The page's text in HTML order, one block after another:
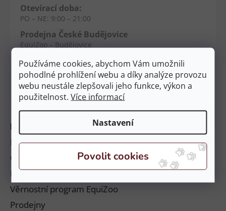
Používáme cookies, abychom Vám umožnili
pohodlné prohlížení webu a díky analýze provozu
webu neustále zlepšovali jeho funkce, výkon a
použitelnost.Více informací
Nastavení
Informace
Platby a doručení
Obchodní podmínky a reklamační řád
Podmínky ochrany osobních údajů
Věrnostní program EquiZoo
Prodejny
Otevírací doba:
PO – NE: 9:00 – 21:00
Prodejna České Budějovice
EquiZoo – Budějovice
Otevírací doba:
PO – NE: 9:00 – 20:00